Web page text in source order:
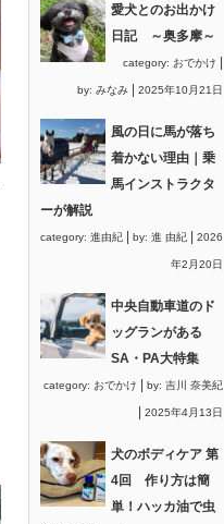
愛犬とのお出かけ
日記 ～奥多摩～
category: おでかけ
by: みなみ 2025年10月21日
風の日に馬が落ち
着かない理由｜乗
馬インストラクタ
ーが解説
category: 進由紀 by: 進 由紀 2026
年2月20日
中央自動車道のド
ッグランがある
SA・PA大特集
category: おでかけ by: 吉川 奈美紀
2025年4月13日
犬のボディケア 第
4回 作り方は簡
単！ハッカ油で虫